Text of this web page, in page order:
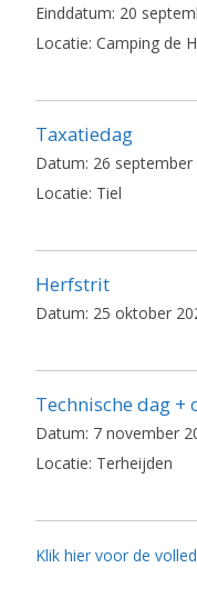
Einddatum: 20
Locatie: Camping de
Taxatiedag
Datum: 26 september
Locatie: Tiel
Herfstrit
Datum: 25 oktober
Technische dag +
Datum: 7 november
Locatie: Terheijden
Klik hier voor de